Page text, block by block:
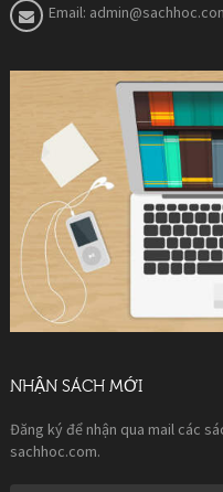
Email:
NHẬN SÁCH MỚI
Đăng ký để nhận qua mail các
sachhoc.com.